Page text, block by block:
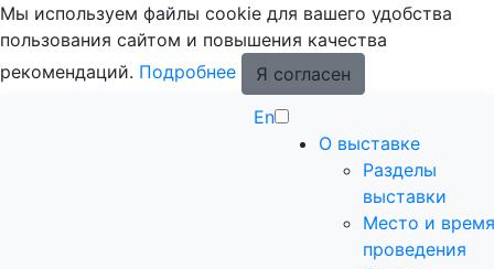
Мы используем файлы cookie для вашего удобства
пользования сайтом и повышения качества
рекомендаций. Подробнее
Я согласен
En
О выставке
Разделы
выставки
Место и время
проведения